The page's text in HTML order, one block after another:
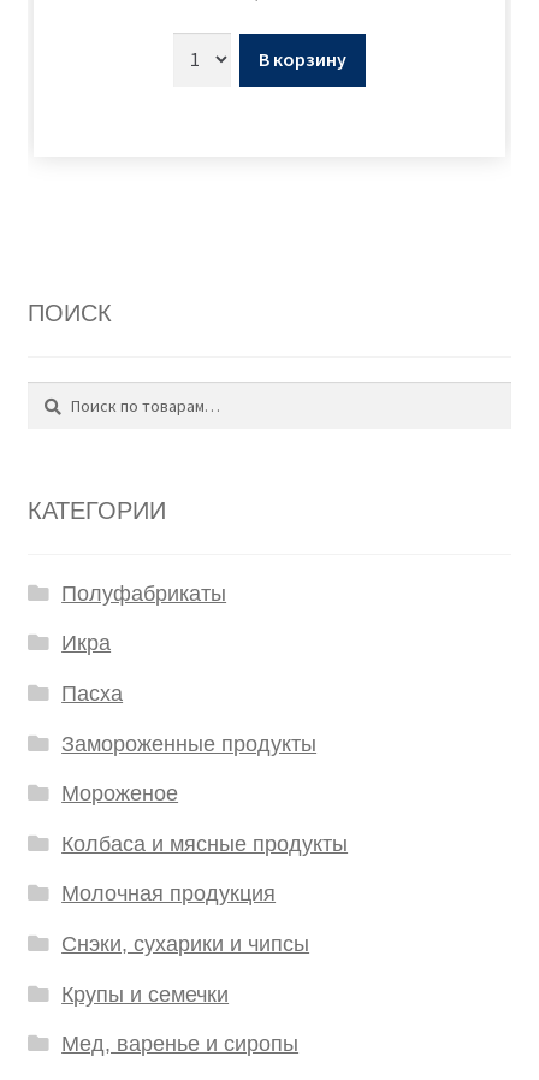
В корзину
ПОИСК
Поиск
КАТЕГОРИИ
Полуфабрикаты
Икра
Пасха
Замороженные продукты
Мороженое
Колбаса и мясные продукты
Молочная продукция
Снэки, сухарики и чипсы
Крупы и семечки
Мед, варенье и сиропы